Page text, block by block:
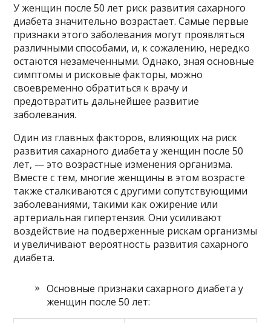
У женщин после 50 лет риск развития сахарного
диабета значительно возрастает. Самые первые
признаки этого заболевания могут проявляться
различными способами, и, к сожалению, нередко
остаются незамеченными. Однако, зная основные
симптомы и рисковые факторы, можно
своевременно обратиться к врачу и
предотвратить дальнейшее развитие
заболевания.
Один из главных факторов, влияющих на риск
развития сахарного диабета у женщин после 50
лет, — это возрастные изменения организма.
Вместе с тем, многие женщины в этом возрасте
также сталкиваются с другими сопутствующими
заболеваниями, такими как ожирение или
артериальная гипертензия. Они усиливают
воздействие на подверженные рискам организмы
и увеличивают вероятность развития сахарного
диабета.
Основные признаки сахарного диабета у
женщин после 50 лет: